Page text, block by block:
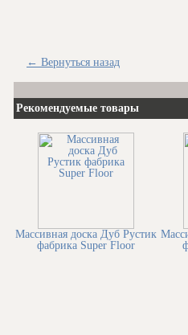
← Вернуться назад
Рекомендуемые товары
Массивная доска Дуб Рустик
фабрика Super Floor